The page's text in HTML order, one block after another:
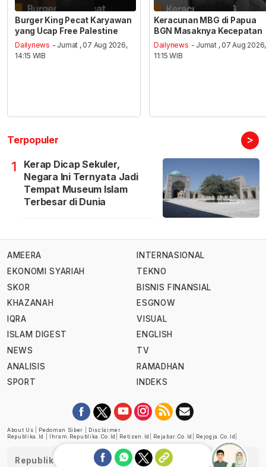
Burger King Pecat Karyawan
yang Ucap Free Palestine
Dailynews - Jumat , 07 Aug 2026,
14:15 WIB
Keracunan MBG di Papua
BGN Masaknya Kecepatan
Dailynews - Jumat , 07 Aug 2026,
11:15 WIB
Terpopuler >
1
Kerap Dicap Sekuler,
Negara Ini Ternyata Jadi
Tempat Museum Islam
Terbesar di Dunia
AMEERA
EKONOMI SYARIAH
SKOR
KHAZANAH
IQRA
ISLAM DIGEST
NEWS
ANALISIS
SPORT
INTERNASIONAL
TEKNO
BISNIS FINANSIAL
ESGNOW
VISUAL
ENGLISH
TV
RAMADHAN
INDEKS
About Us Pedoman Siber
Disclaimer
Republika.id
Ihram.republika.co.id Retizen.id Rejabar.co.id Rejogja.co.id
Republika telah diverifikasi oleh Dewan Pers